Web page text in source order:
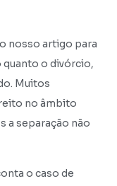
nosso artigo para
o divórcio,
Muitos
no âmbito
a separação não
o caso de